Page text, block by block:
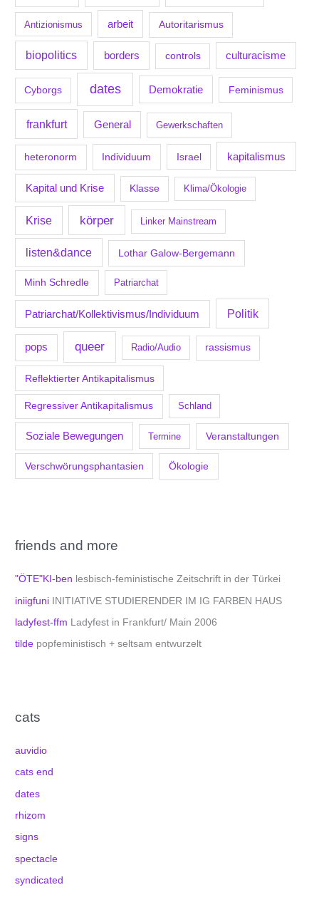
Antizionismus arbeit Autoritarismus
biopolitics borders controls culturacisme
Cyborgs dates Demokratie Feminismus
frankfurt General Gewerkschaften
heteronorm Individuum Israel kapitalismus
Kapital und Krise Klasse Klima/Ökologie
Krise körper Linker Mainstream
listen&dance Lothar Galow-Bergemann
Minh Schredle Patriarchat
Patriarchat/Kollektivismus/Individuum Politik
pops queer Radio/Audio rassismus
Reflektierter Antikapitalismus
Regressiver Antikapitalismus Schland
Soziale Bewegungen Termine Veranstaltungen
Verschwörungsphantasien Ökologie
friends and more
"ÖTE"KI-ben lesbisch-feministische Zeitschrift in der Türkei
iniigfuni INITIATIVE STUDIERENDER IM IG FARBEN HAUS
ladyfest-ffm Ladyfest in Frankfurt/ Main 2006
tilde popfeministisch + seltsam entwurzelt
cats
auvidio
cats end
dates
rhizom
signs
spectacle
syndicated